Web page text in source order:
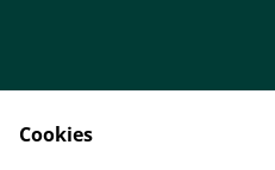
Cookies